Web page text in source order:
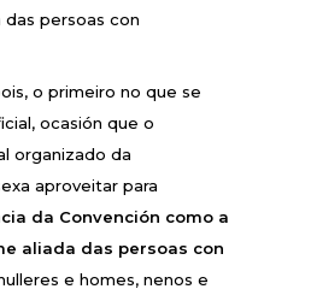
das persoas con
o primeiro no que se
ocasión que o
organizado da
aproveitar para
da Convención como a
aliada das persoas con
e homes, nenos e